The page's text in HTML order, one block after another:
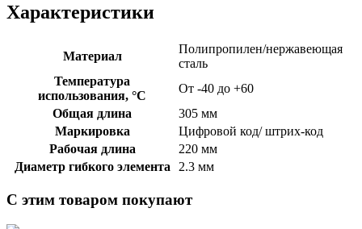
Характеристики
Материал
Полипропилен/нержавеющая
сталь
Температура
использования, °C
От -40 до +60
Общая длина
305 мм
Маркировка
Цифровой код/ штрих-код
Рабочая длина
220 мм
Диаметр гибкого элемента
2.3 мм
С этим товаром покупают